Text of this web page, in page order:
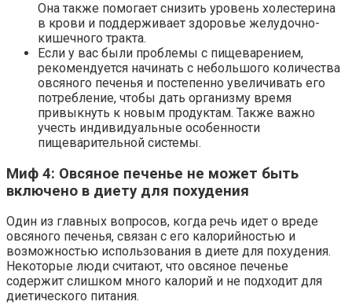
Она также помогает снизить уровень холестерина
в крови и поддерживает здоровье желудочно-
кишечного тракта.
Если у вас были проблемы с пищеварением,
рекомендуется начинать с небольшого количества
овсяного печенья и постепенно увеличивать его
потребление, чтобы дать организму время
привыкнуть к новым продуктам. Также важно
учесть индивидуальные особенности
пищеварительной системы.
Миф 4: Овсяное печенье не может быть
включено в диету для похудения
Один из главных вопросов, когда речь идет о вреде
овсяного печенья, связан с его калорийностью и
возможностью использования в диете для похудения.
Некоторые люди считают, что овсяное печенье
содержит слишком много калорий и не подходит для
диетического питания.